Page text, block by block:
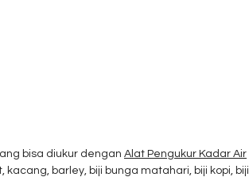
bisa diukur dengan Alat Pengukur Kadar Air
kacang, barley, biji bunga matahari, biji kopi, biji